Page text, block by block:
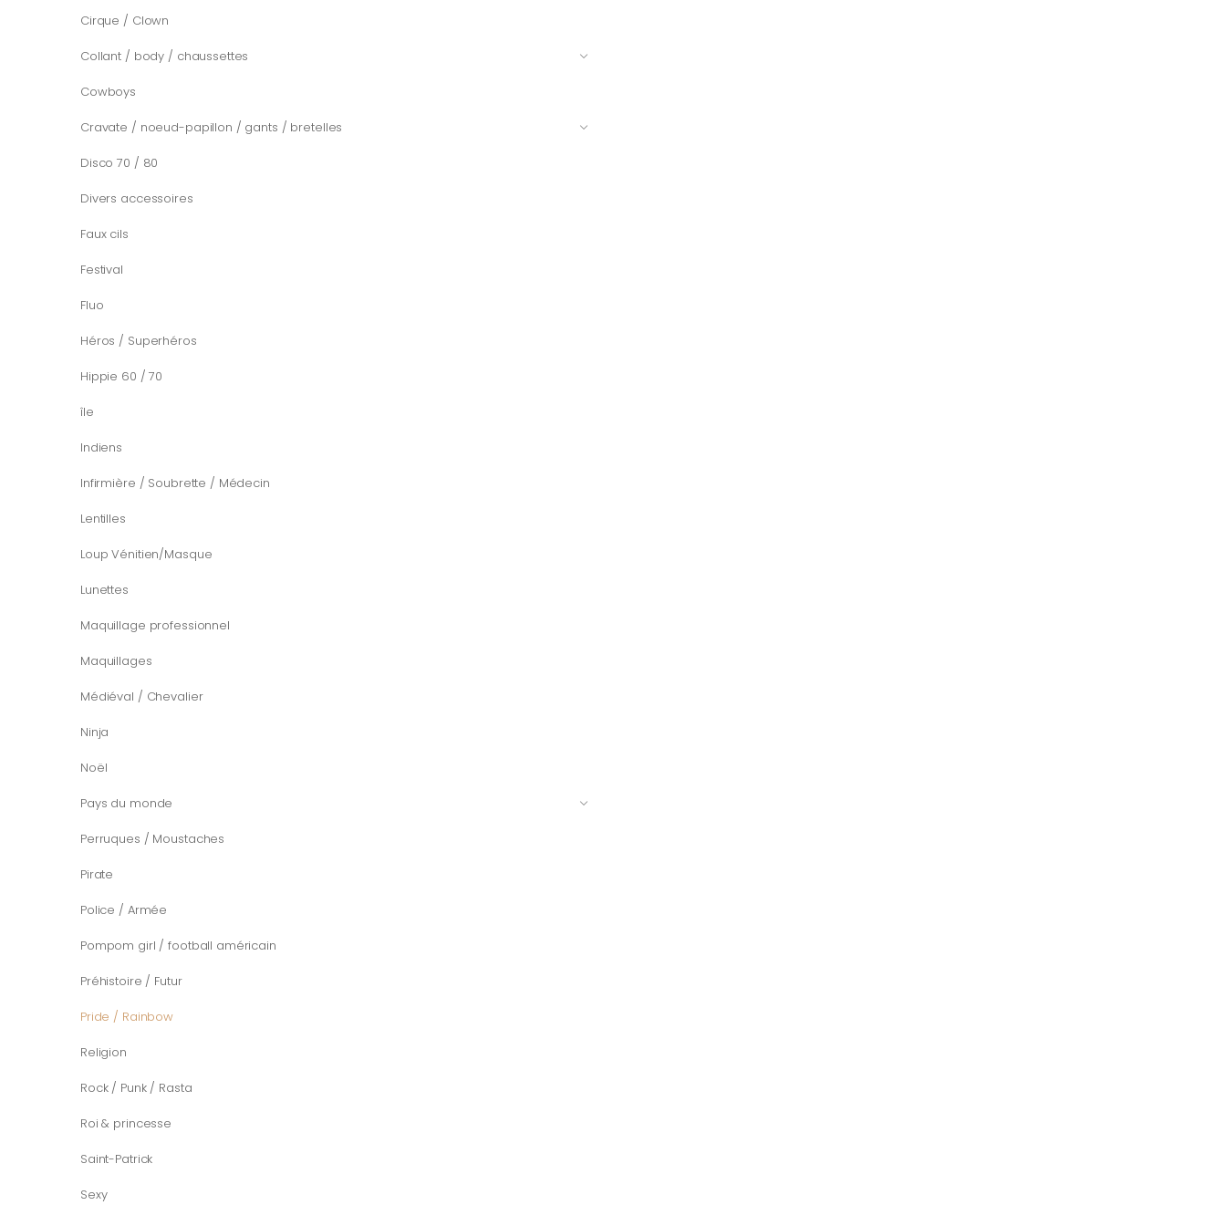
Cirque / Clown
Collant / body / chaussettes
Cowboys
Cravate / noeud-papillon / gants / bretelles
Disco 70 / 80
Divers accessoires
Faux cils
Festival
Fluo
Héros / Superhéros
Hippie 60 / 70
île
Indiens
Infirmière / Soubrette / Médecin
Lentilles
Loup Vénitien/Masque
Lunettes
Maquillage professionnel
Maquillages
Médiéval / Chevalier
Ninja
Noël
Pays du monde
Perruques / Moustaches
Pirate
Police / Armée
Pompom girl / football américain
Préhistoire / Futur
Pride / Rainbow
Religion
Rock / Punk / Rasta
Roi & princesse
Saint-Patrick
Sexy